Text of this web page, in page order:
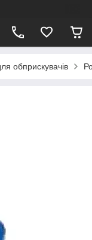
обприскувачів